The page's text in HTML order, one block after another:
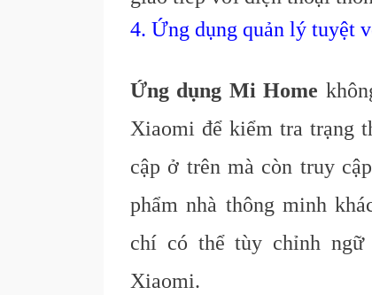
4. Ứng dụng quản lý tuyệt
Ứng dụng Mi Home
Xiaomi để kiểm tra trạng
cập ở trên mà còn truy
phẩm nhà thông minh
chí có thể tùy chỉnh ngữ
Xiaomi.